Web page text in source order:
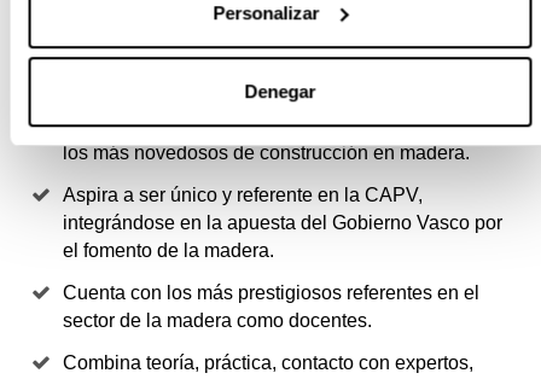
Personalizar
Denegar
4 RAZONES PARA ELEGIR ESTE
TÍTULO
Integra el conocimiento de sistemas tradicionales y
los más novedosos de construcción en madera.
Aspira a ser único y referente en la CAPV,
integrándose en la apuesta del Gobierno Vasco por
el fomento de la madera.
Cuenta con los más prestigiosos referentes en el
sector de la madera como docentes.
Combina teoría, práctica, contacto con expertos,